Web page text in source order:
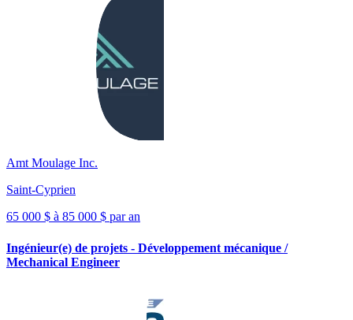
Amt Moulage Inc.
Saint-Cyprien
65 000 $ à 85 000 $ par an
Ingénieur(e) de projets - Développement mécanique /
Mechanical Engineer